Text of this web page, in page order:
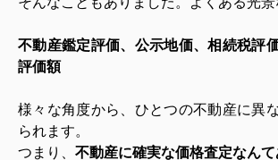
不動産鑑定評価、公示地価、相続税評
評価額
様々な角度から、ひとつの不動産に異
られます。
つまり、 不動産に確実な価格査定なんて